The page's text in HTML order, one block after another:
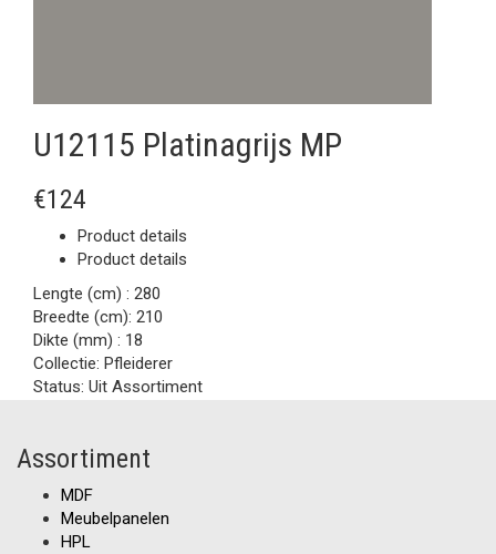
U12115 Platinagrijs MP
€124
Product details
Product details
Lengte (cm) : 280
Breedte (cm): 210
Dikte (mm) : 18
Collectie: Pfleiderer
Status: Uit Assortiment
Assortiment
MDF
Meubelpanelen
HPL